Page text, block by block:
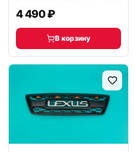
4 490 ₽
В корзину